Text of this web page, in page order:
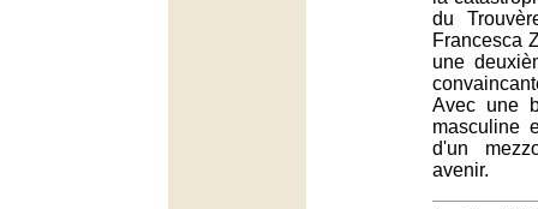
du
Francesca
une
Avec une
masculine
d'un
avenir.